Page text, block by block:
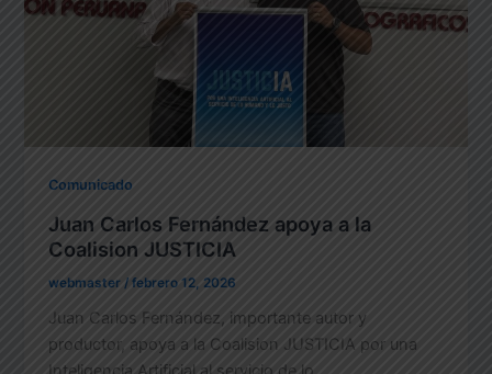
Comunicado
Juan Carlos Fernández apoya a la
Coalision JUSTICIA
webmaster /febrero 12, 2026
Juan Carlos Fernández, importante autor y
productor, apoya a la Coalision JUSTICIA por una